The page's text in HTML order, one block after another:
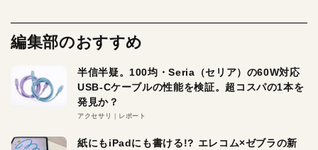
編集部のおすすめ
半信半疑。100均・Seria（セリア）の60W対応
USB-Cケーブルの性能を検証。超コスパの1本を
発見か？
アクセサリ レポート
紙にもiPadにも書ける!? エレコム×ゼブラの新